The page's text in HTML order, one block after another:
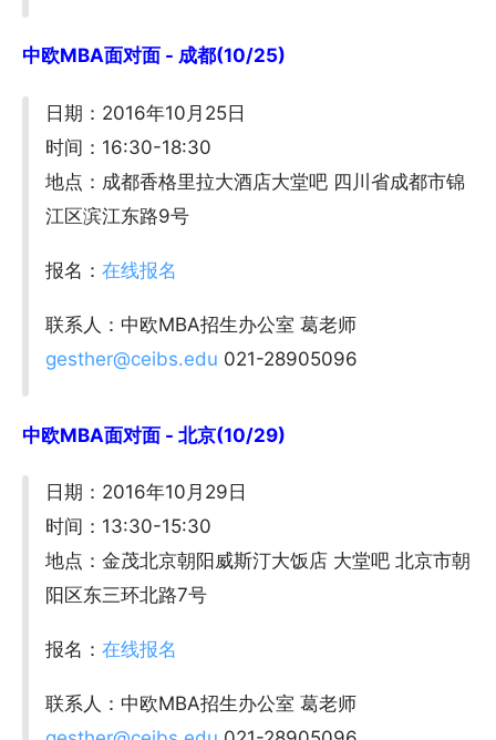
中欧MBA面对面 - 成都(10/25)
日期：2016年10月25日
时间：16:30-18:30
地点：成都香格里拉大酒店大堂吧 四川省成都市锦
江区滨江东路9号
报名：在线报名
联系人：中欧MBA招生办公室 葛老师
gesther@ceibs.edu 021-28905096
中欧MBA面对面 - 北京(10/29)
日期：2016年10月29日
时间：13:30-15:30
地点：金茂北京朝阳威斯汀大饭店 大堂吧 北京市朝
阳区东三环北路7号
报名：在线报名
联系人：中欧MBA招生办公室 葛老师